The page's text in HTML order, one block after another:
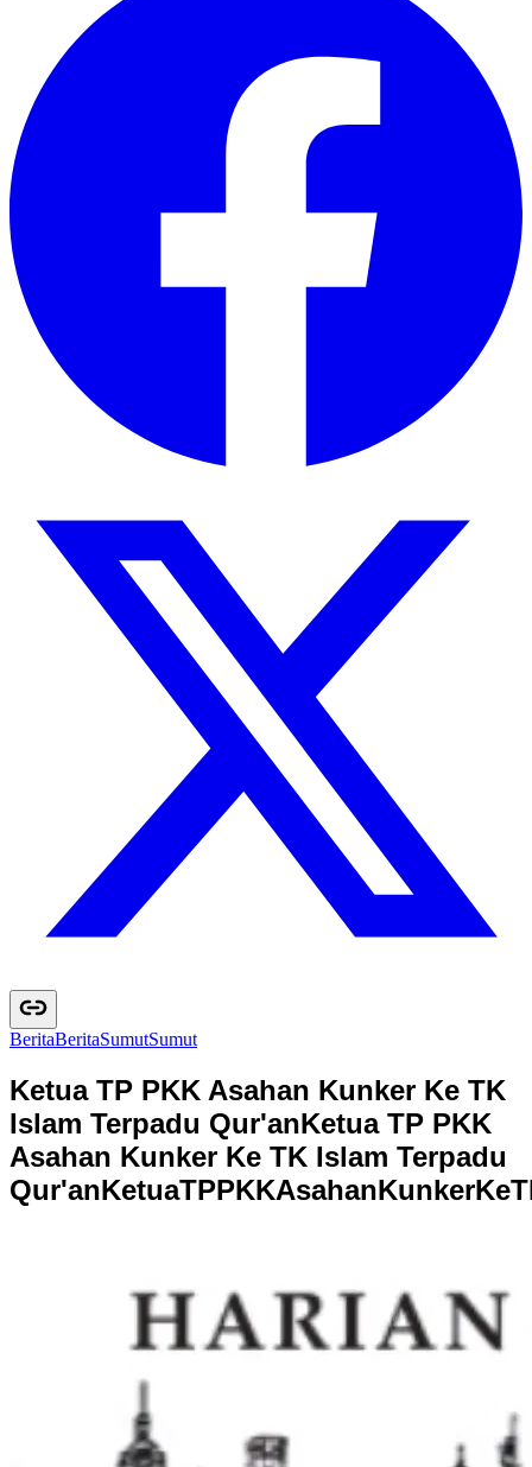
BeritaBeritaSumutSumut
Ketua TP PKK Asahan Kunker Ke TK
Islam Terpadu Qur'anKetua TP PKK
Asahan Kunker Ke TK Islam Terpadu
Qur'anKetuaTPPKKAsahanKunkerKeT